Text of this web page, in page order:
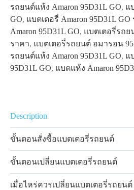
รถยนต์แห้ง Amaron 95D31L GO, แ
GO, แบตเตอรี่ Amaron 95D31L GO
Amaron 95D31L GO, แบตเตอรี่รถย
ราคา, แบตเตอรี่รถยนต์ อมารอน
รถยนต์แห้ง Amaron 95D31L GO, แ
95D31L GO, แบตแห้ง Amaron
Description
ขั้นตอนสั่งซื้อแบตเตอรี่รถยนต์
ขั้นตอนเปลี่ยนแบตเตอรี่รถยนต์
เมื่อไหร่ควรเปลี่ยนแบตเตอรี่รถยนต์